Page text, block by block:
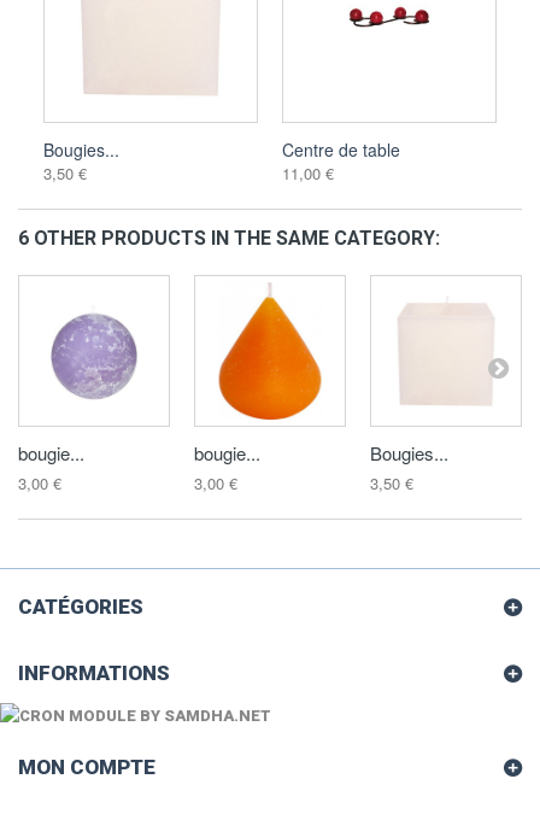
Bougies...
3,50 €
Centre de table
11,00 €
6 OTHER PRODUCTS IN THE SAME CATEGORY:
bougie...
3,00 €
bougie...
3,00 €
Bougies...
3,50 €
CATÉGORIES
INFORMATIONS
MON COMPTE